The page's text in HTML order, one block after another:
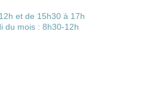
et de 15h30 à 17h
du mois : 8h30-12h